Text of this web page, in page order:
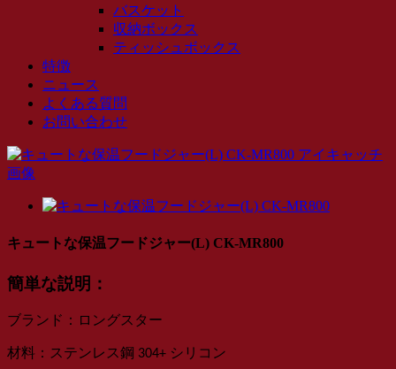
バスケット
収納ボックス
ティッシュボックス
特徴
ニュース
よくある質問
お問い合わせ
キュートな保温フードジャー(L) CK-MR800
簡単な説明：
ブランド ： ロングスター
材料 ： ステンレス鋼 304+ シリコン